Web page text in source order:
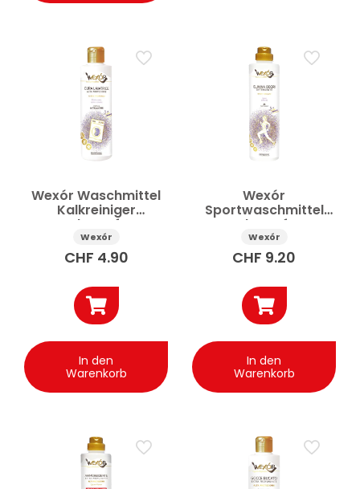
Wexór Waschmittel
Kalkreiniger
Geruchsentferner
molekulare
Technologie 235 ml
Wexór
CHF 4.90
In den
Warenkorb
Wexór
Sportwaschmittel
Geruchsentferner
molekulare
Technologie 750 ml
Wexór
CHF 9.20
In den
Warenkorb